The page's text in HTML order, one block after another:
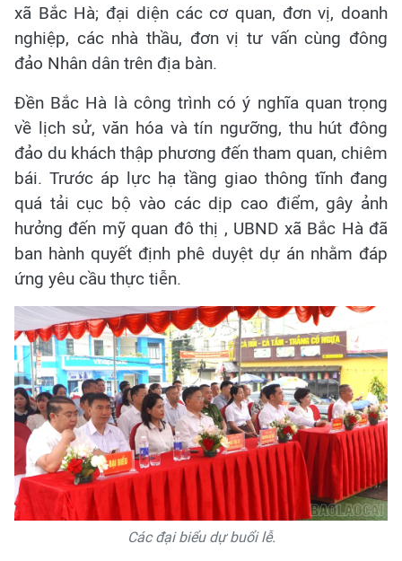
xã Bắc Hà; đại diện các cơ quan, đơn vị, doanh
nghiệp, các nhà thầu, đơn vị tư vấn cùng đông
đảo Nhân dân trên địa bàn.
Đền Bắc Hà là công trình có ý nghĩa quan trọng
về lịch sử, văn hóa và tín ngưỡng, thu hút đông
đảo du khách thập phương đến tham quan, chiêm
bái. Trước áp lực hạ tầng giao thông tĩnh đang
quá tải cục bộ vào các dịp cao điểm, gây ảnh
hưởng đến mỹ quan đô thị , UBND xã Bắc Hà đã
ban hành quyết định phê duyệt dự án nhằm đáp
ứng yêu cầu thực tiễn.
Các đại biểu dự buổi lễ.